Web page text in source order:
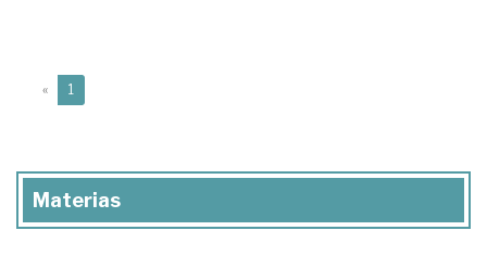
« 1
Materias